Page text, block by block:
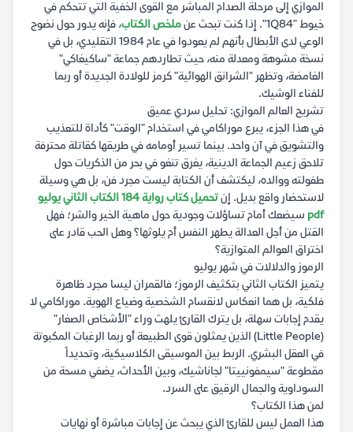
الموازي إلى مرحلة الصدام المباشر مع القوى الخفية التي تتحكم في
خيوط "1Q84". إذا كنت تبحث عن
ملخص الكتاب، فإنه يدور حول نضوج
الوعي لدى الأبطال بأنهم لم يعودوا في عام 1984 التقليدي، بل في
نسخة مشوهة ومعدلة منه، حيث تطاردهم جماعة "ساكيغاكي"
الغامضة، وتظهر "الشرانق الهوائية" كرمز للولادة الجديدة أو ربما
للفناء الوشيك.
تشريح العالم الموازي: تحليل سردي عميق
في هذا الجزء، يبرع موراكامي في استخدام "الوقت" كأداة للتعذيب
والتشويق في آن واحد. بينما تسير أومامه في طريقها كقاتلة محترفة
تلاحق زعيم الجماعة الدينية، يغرق تنغو في بحر من الذكريات حول
طفولته ووالده، ليكتشف أن الكتابة ليست مجرد فن، بل هي وسيلة
لاستحضار واقع بديل. إن
تحميل كتاب رواية 184 الكتاب الثاني يوليو
pdf سيضعك أمام تساؤلات وجودية حول ماهية الخير والشر؛ فهل
القتل من أجل العدالة يطهر النفس أم يلوثها؟ وهل الحب قادر على
اختراق العوالم المتوازية؟
الرموز والدلالات في شهر يوليو
يتميز الكتاب الثاني بتكثيف الرموز؛ فالقمران ليسا مجرد ظاهرة
فلكية، بل هما انعكاس لانقسام الشخصية وضياع الهوية. موراكامي لا
يقدم إجابات سهلة، بل يترك القارئ يلهث وراء "الأشخاص الصغار"
(Little People) الذين يمثلون قوى الطبيعة أو ربما الرغبات المكبوتة
في العقل البشري. الربط بين الموسيقى الكلاسيكية، وتحديداً
مقطوعة "سيمفونييتا" لجاناشيك، وبين الأحداث، يضفي مسحة من
السوداوية والجمال الرقيق على السرد.
لمن هذا الكتاب؟
هذا العمل ليس للقارئ الذي يبحث عن إجابات مباشرة أو نهايات